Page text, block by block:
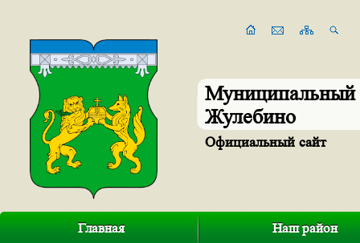
Муниципальный
Жулебино
Официальный сайт
Главная Наш район